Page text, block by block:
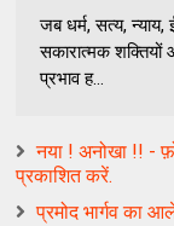
जब धर्म, सत्य, न्याय,
सकारात्मक शक्तियों
प्रभाव ह...
नया ! अनोखा !! -
प्रकाशित करें.
प्रमोद भार्गव का